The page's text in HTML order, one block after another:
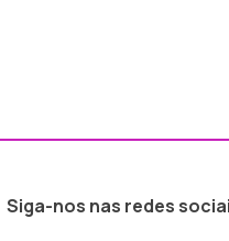
Siga-nos nas redes